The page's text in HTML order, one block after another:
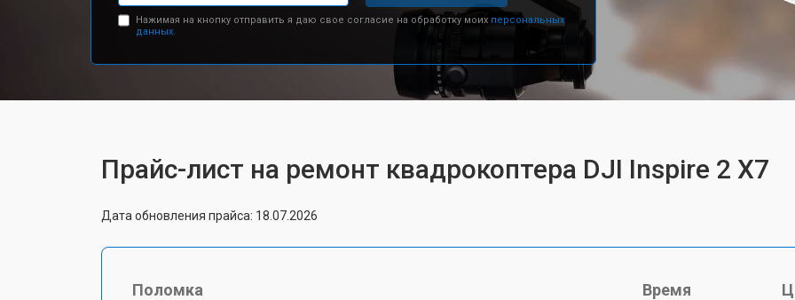
Нажимая на кнопку отправить я даю свое согласие на обработку моих персональных
данных.
Прайс-лист на ремонт квадрокоптера DJI Inspire 2 X7
Дата обновления прайса: 18.07.2026
Поломка Время